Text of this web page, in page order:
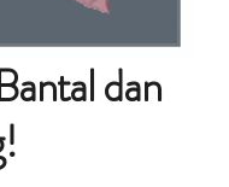
dan